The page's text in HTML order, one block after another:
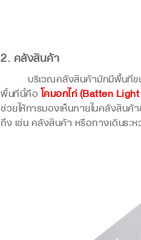
2. คลังสินค้า
บริเวณคลังสินค้ามักมีพื้นที่ขนา
พื้นที่นี้คือโคมอกไก่ (Batten
ช่วยให้การมองเห็นภายในคลังสิน
ถึง เช่น คลังสินค้า หรือทางเดินระ